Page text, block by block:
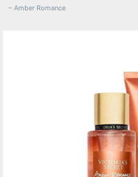
– Amber Romance